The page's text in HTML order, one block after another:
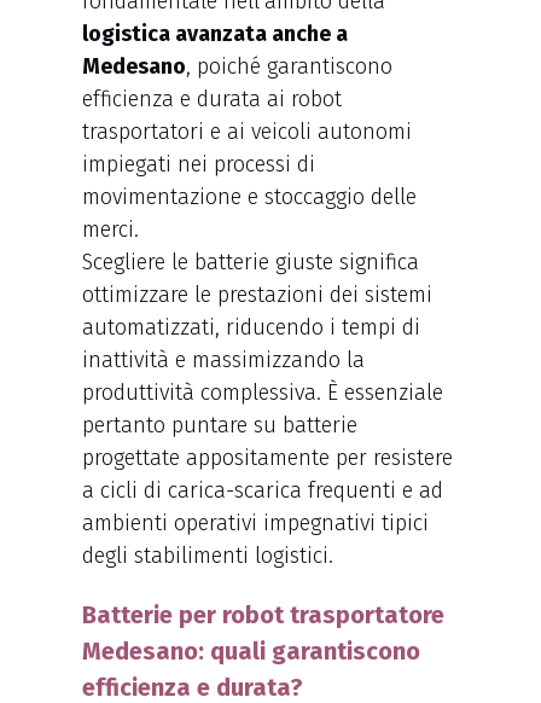
logistica avanzata anche a
Medesano, poiché garantiscono
efficienza e durata ai robot
trasportatori e ai veicoli autonomi
impiegati nei processi di
movimentazione e stoccaggio delle
merci.
Scegliere le batterie giuste significa
ottimizzare le prestazioni dei sistemi
automatizzati, riducendo i tempi di
inattività e massimizzando la
produttività complessiva. È essenziale
pertanto puntare su batterie
progettate appositamente per resistere
a cicli di carica-scarica frequenti e ad
ambienti operativi impegnativi tipici
degli stabilimenti logistici.
Batterie per robot trasportatore
Medesano: quali garantiscono
efficienza e durata?